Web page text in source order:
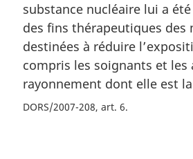
substance nucléaire lui a
des fins thérapeutiques des
destinées à réduire
compris les soignants et les
rayonnement dont elle est
DORS/2007-208, art. 6